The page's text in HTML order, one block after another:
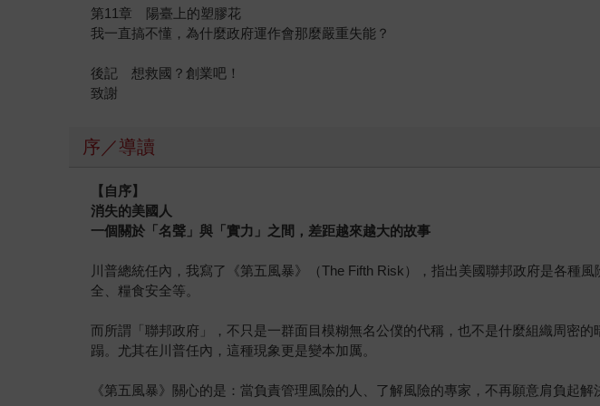
第11章 陽臺上的塑膠花
我一直搞不懂，為什麼政府運作會那麼嚴重失能？
後記 想救國？創業吧！
致謝
序／導讀
【自序】
消失的美國人
一個關於「名聲」與「實力」之間，差距越來越大的故事
川普總統任內，我寫了《第五風暴》（The Fifth Risk），指出美國聯邦政府是各種
全、糧食安全等。
而所謂「聯邦政府」，不只是一群面目模糊無名公僕的代稱，也不是什麼組織周密
蹋。尤其在川普任內，這種現象更是變本加厲。
《第五風暴》關心的是：當負責管理風險的人、了解風險的專家，不再願意肩負起解